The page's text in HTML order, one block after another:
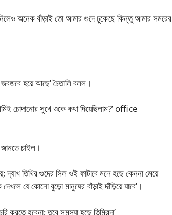
অনেক বাঁড়াই তো আমার গুদে ঢুকেছে কিন্তু আমার সমরের
হয়ে আছে’ চৈতালি বলল।
চোদানোর সুখে ওকে কথা দিয়েছিলাম?’ office
জানতে চাইল।
দ্যাখ তিথির গুদের সিল ওই ফাটাবে মনে হছে কেননা মেয়ে
যে কোনো বুড়ো মানুষের বাঁড়াই দাঁড়িয়ে যাবে’।
করতে হবেনা; তবে সমস্যা হছে তিমিরদা’